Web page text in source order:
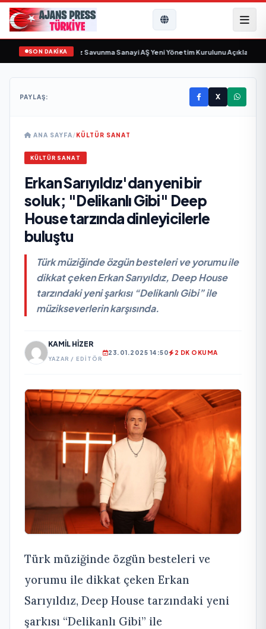
SON DAKİKA
sayıyor• Açıkgöz Savunma Sanayi AŞ Yeni Yönetim Kurulunu Açıkladı ve
PAYLAŞ: X
ANA SAYFA/KÜLTÜR SANAT
KÜLTÜR SANAT
Erkan Sarıyıldız'dan yeni bir
soluk; "Delikanlı Gibi" Deep
House tarzında dinleyicilerle
buluştu
Türk müziğinde özgün besteleri ve yorumu ile
dikkat çeken Erkan Sarıyıldız, Deep House
tarzındaki yeni şarkısı “Delikanlı Gibi” ile
müzikseverlerin karşısında.
KAMIL HIZER
YAZAR / EDITÖR
23.01.2025 14:50 2 DK OKUMA
Türk müziğinde özgün besteleri ve
yorumu ile dikkat çeken Erkan
Sarıyıldız, Deep House tarzındaki yeni
şarkısı “Delikanlı Gibi” ile